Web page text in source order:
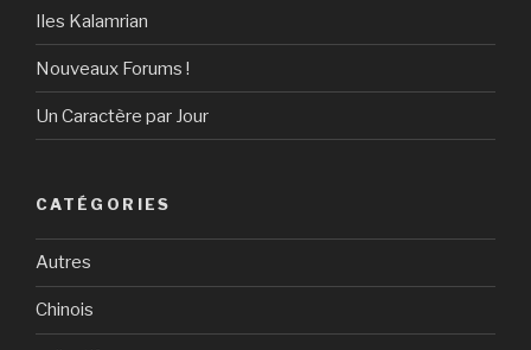
Iles Kalamrian
Nouveaux Forums !
Un Caractère par Jour
CATÉGORIES
Autres
Chinois